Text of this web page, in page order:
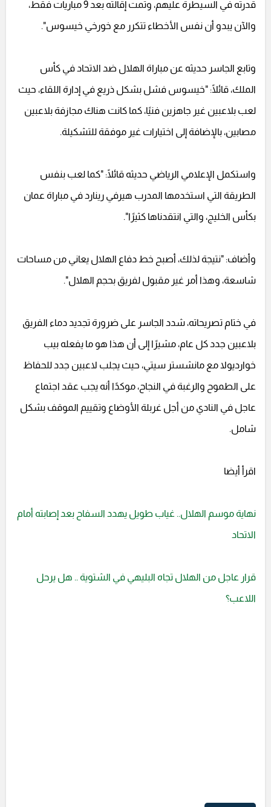
قدرته في السيطرة عليهم، وتمت إقالته بعد 9 مباريات فقط،
والآن يبدو أن نفس الأخطاء تتكرر مع خورخي خيسوس".
وتابع الجاسر حديثه عن مباراة الهلال ضد الاتحاد في كأس
الملك، قائلًا: "خيسوس فشل بشكل ذريع في إدارة اللقاء، حيث
لعب بلاعبين غير جاهزين فنيًا، كما كانت هناك مجازفة بلاعبين
مصابين، بالإضافة إلى اختيارات غير موفقة للتشكيلة.
واستكمل الإعلامي الرياضي حديثه قائلًا: "كما لعب بنفس
الطريقة التي استخدمها المدرب هيرفي رينارد في مباراة عمان
بكأس الخليج، والتي انتقدناها كثيرًا".
وأضاف: "نتيجة لذلك، أصبح خط دفاع الهلال يعاني من مساحات
شاسعة، وهذا أمر غير مقبول لفريق بحجم الهلال".
في ختام تصريحاته، شدد الجاسر على ضرورة تجديد دماء الفريق
بلاعبين جدد كل عام، مشيرًا إلى أن هذا هو ما يفعله بيب
خوارديولا مع مانشستر سيتي، حيث يجلب لاعبين جدد للحفاظ
على الطموح والرغبة في النجاح، موكدًا أنه يجب عقد اجتماع
عاجل في النادي من أجل غربلة الأوضاع وتقييم الموقف بشكل
شامل.
اقرأ أيضا
نهاية موسم الهلال.. غياب طويل يهدد السفاح بعد إصابته أمام
الاتحاد
قرار عاجل من الهلال تجاه البليهي في الشتوية .. هل يرحل
اللاعب؟